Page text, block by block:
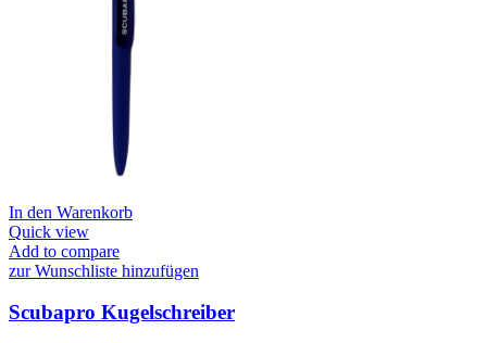
In den Warenkorb
Quick view
Add to compare
zur Wunschliste hinzufügen
Scubapro Kugelschreiber